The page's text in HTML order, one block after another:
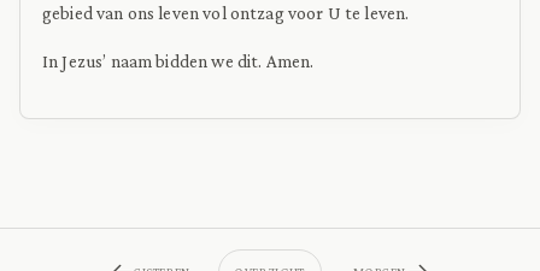
gebied van ons leven vol ontzag voor U te leven.
In Jezus’ naam bidden we dit. Amen.